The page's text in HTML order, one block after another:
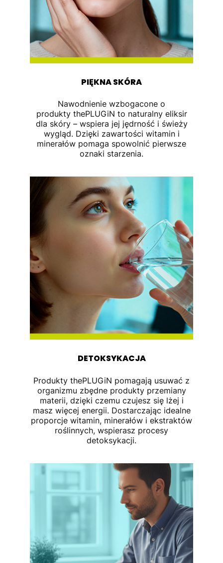
PIĘKNA SKÓRA
Nawodnienie wzbogacone o
produkty thePLUGiN to naturalny eliksir
dla skóry – wspiera jej jędrność i świeży
wygląd. Dzięki zawartości witamin i
minerałów pomaga spowolnić pierwsze
oznaki starzenia.
DETOKSYKACJA
Produkty thePLUGiN pomagają usuwać z
organizmu zbędne produkty przemiany
materii, dzięki czemu czujesz się lżej i
masz więcej energii. Dostarczając idealne
proporcje witamin, minerałów i ekstraktów
roślinnych, wspierasz procesy
detoksykacji.